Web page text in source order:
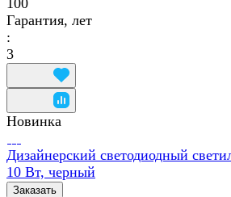
Гарантия, лет
:
3
Новинка
Дизайнерский светодиодный
10 Вт, черный
Заказать